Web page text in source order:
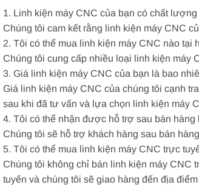
1. Linh kiện máy CNC của bạn có chất
Chúng tôi cam kết rằng linh kiện máy CNC
2. Tôi có thể mua linh kiện máy CNC nào tại
Chúng tôi cung cấp nhiều loại linh kiện máy
3. Giá linh kiện máy CNC của bạn là bao
Giá linh kiện máy CNC của chúng tôi cạnh
sau khi đã tư vấn và lựa chọn linh kiện máy
4. Tôi có thể nhận được hỗ trợ sau bán hàng
Chúng tôi sẽ hỗ trợ khách hàng sau bán
5. Tôi có thể mua linh kiện máy CNC trực
Chúng tôi không chỉ bán linh kiện máy CNC
tuyến và chúng tôi sẽ giao hàng đến địa